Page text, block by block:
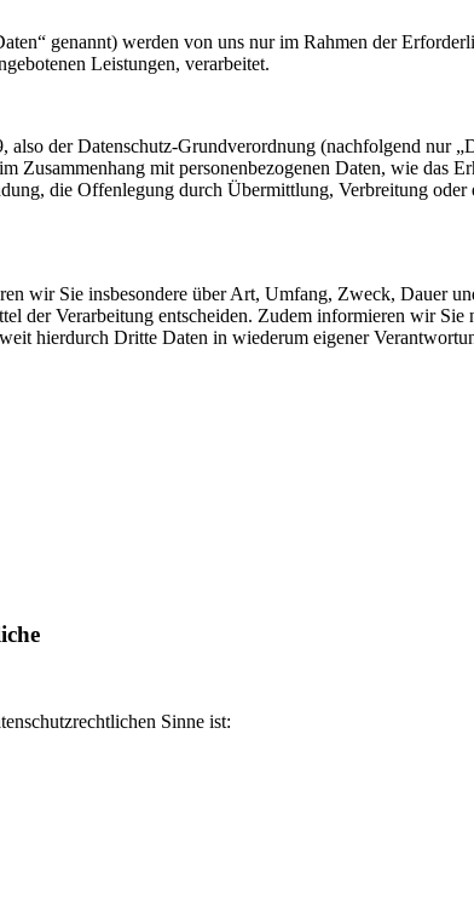
genannt) werden von uns nur im Rahmen der
Leistungen, verarbeitet.
der Datenschutz-Grundverordnung (nachfolgend nur
Zusammenhang mit personenbezogenen Daten, wie das
die Offenlegung durch Übermittlung, Verbreitung
wir Sie insbesondere über Art, Umfang, Zweck, Dauer
der Verarbeitung entscheiden. Zudem informieren wir
hierdurch Dritte Daten in wiederum eigener
Sinne ist: